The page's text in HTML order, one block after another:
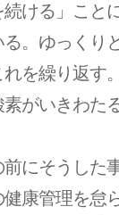
ける」こと
。ゆっくり
れを繰り返す
がいきわた
にそうした
康管理を怠